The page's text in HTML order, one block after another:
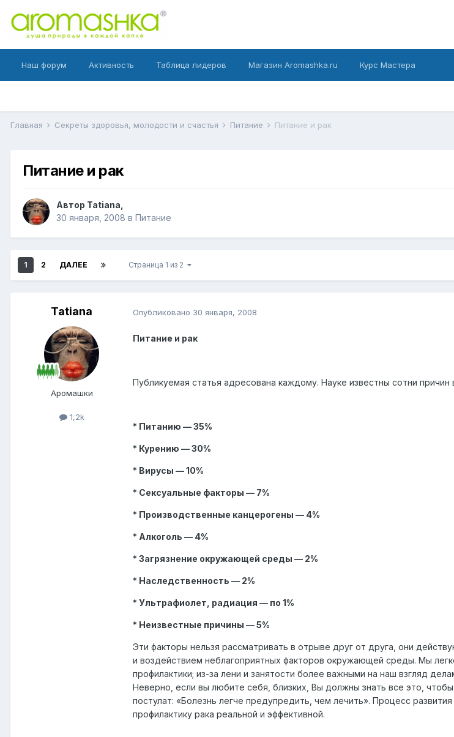
Наш форум Активность Таблица лидеров Магазин Aromashka.ru Курс Мастера
Главная Секреты здоровья, молодости и счастья Питание Питание и рак
Питание и рак
Автор Tatiana
30 января, 2008 в Питание
1 2 ДАЛЕЕ Страница 1 из 2
Tatiana
Аромашки
1,2k
Опубликовано 30 января, 2008
Питание и рак
Публикуемая статья адресована каждому. Науке известны сотни
* Питанию — 35%
* Курению — 30%
* Вирусы — 10%
* Сексуальные факторы — 7%
* Производственные канцерогены — 4%
* Алкоголь — 4%
* Загрязнение окружающей среды — 2%
* Наследственность — 2%
* Ультрафиолет, радиация — по 1%
* Неизвестные причины — 5%
Эти факторы нельзя рассматривать в отрыве друг от друга, они
и воздействием неблагоприятных факторов окружающей среды. Мы
профилактики; из-за лени и занятости более важными на наш взгляд
Неверно, если вы любите себя, близких, Вы должны знать все это,
постулат: «Болезнь легче предупредить, чем лечить». Процесс
профилактику рака реальной и эффективной.